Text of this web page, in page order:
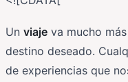
Un viaje va mucho
destino deseado.
de experiencias que